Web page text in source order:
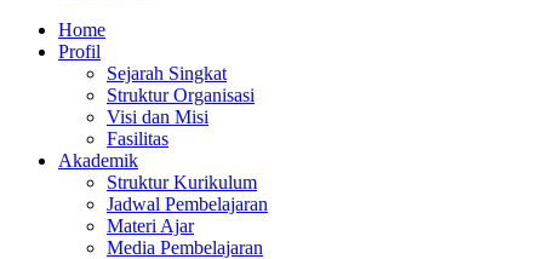
Home
Profil
Sejarah Singkat
Struktur Organisasi
Visi dan Misi
Fasilitas
Akademik
Struktur Kurikulum
Jadwal Pembelajaran
Materi Ajar
Media Pembelajaran